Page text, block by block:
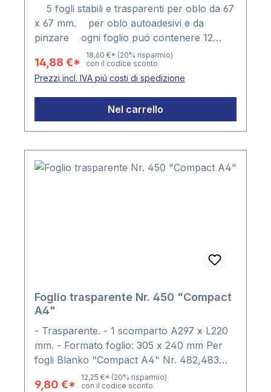
5 fogli stabili e trasparenti per oblo da 67
x 67 mm. per oblo autoadesivi e da
pinzare ogni foglio puó contenere 12
oblo Confezione: 5 fogli Formato del
foglio 210mm di larghezza x 255mm di
altezza Punzonatura a 4 fori, distanza tra
i fori 80 x 80 x 80mm
14,88 €*
18,60 €* (20% risparmio)
con il codice sconto
Prezzi incl. IVA piú costi di spedizione
Nel carrello
Foglio trasparente Nr. 450 "Compact
A4"
- Trasparente. - 1 scomparto A297 x L220
mm. - Formato foglio: 305 x 240 mm Per
fogli Blanko "Compact A4" Nr. 482,483
Confezione: 5 fogli
9,80 €*
12,25 €* (20% risparmio)
con il codice sconto